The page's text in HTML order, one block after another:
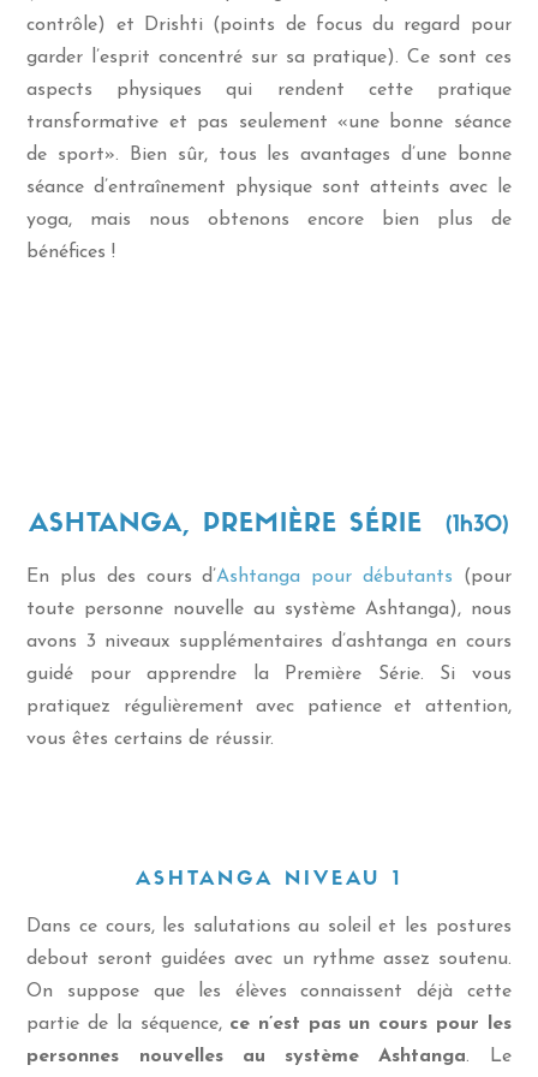
contrôle) et Drishti (points de focus du regard pour
garder l’esprit concentré sur sa pratique). Ce sont ces
aspects physiques qui rendent cette pratique
transformative et pas seulement «une bonne séance
de sport». Bien sûr, tous les avantages d’une bonne
séance d’entraînement physique sont atteints avec le
yoga, mais nous obtenons encore bien plus de
bénéfices !
ASHTANGA, PREMIÈRE SÉRIE (1h30)
En plus des cours d’Ashtanga pour débutants (pour
toute personne nouvelle au système Ashtanga), nous
avons 3 niveaux supplémentaires d’ashtanga en cours
guidé pour apprendre la Première Série. Si vous
pratiquez régulièrement avec patience et attention,
vous êtes certains de réussir.
ASHTANGA NIVEAU 1
Dans ce cours, les salutations au soleil et les postures
debout seront guidées avec un rythme assez soutenu.
On suppose que les élèves connaissent déjà cette
partie de la séquence, ce n’est pas un cours pour les
personnes nouvelles au système Ashtanga. Le